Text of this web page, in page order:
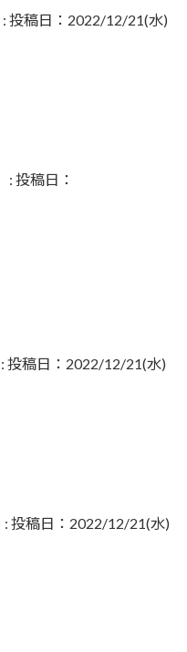
: 投稿日：2022/12/21(水)
: 投稿日：
: 投稿日：2022/12/21(水)
: 投稿日：2022/12/21(水)